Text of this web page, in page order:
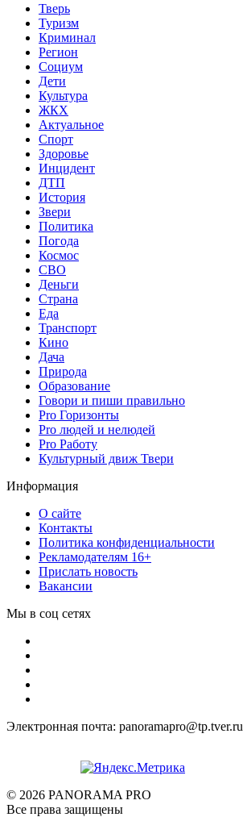
Тверь
Туризм
Криминал
Регион
Социум
Дети
Культура
ЖКХ
Актуальное
Спорт
Здоровье
Инцидент
ДТП
История
Звери
Политика
Погода
Космос
СВО
Деньги
Страна
Еда
Транспорт
Кино
Дача
Природа
Образование
Говори и пиши правильно
Pro Горизонты
Pro людей и нелюдей
Pro Работу
Культурный движ Твери
Информация
О сайте
Контакты
Политика конфиденциальности
Рекламодателям 16+
Прислать новость
Вакансии
Мы в соц сетях
Электронная почта: panoramapro@tp.tver.ru
© 2026 PANORAMA PRO
Все права защищены